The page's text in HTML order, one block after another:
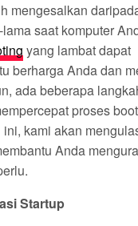
mengesalkan
saat komputer
yang lambat dapat
berharga Anda dan
ada beberapa
proses
kami akan
Anda
Startup